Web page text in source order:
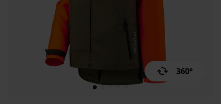
360°